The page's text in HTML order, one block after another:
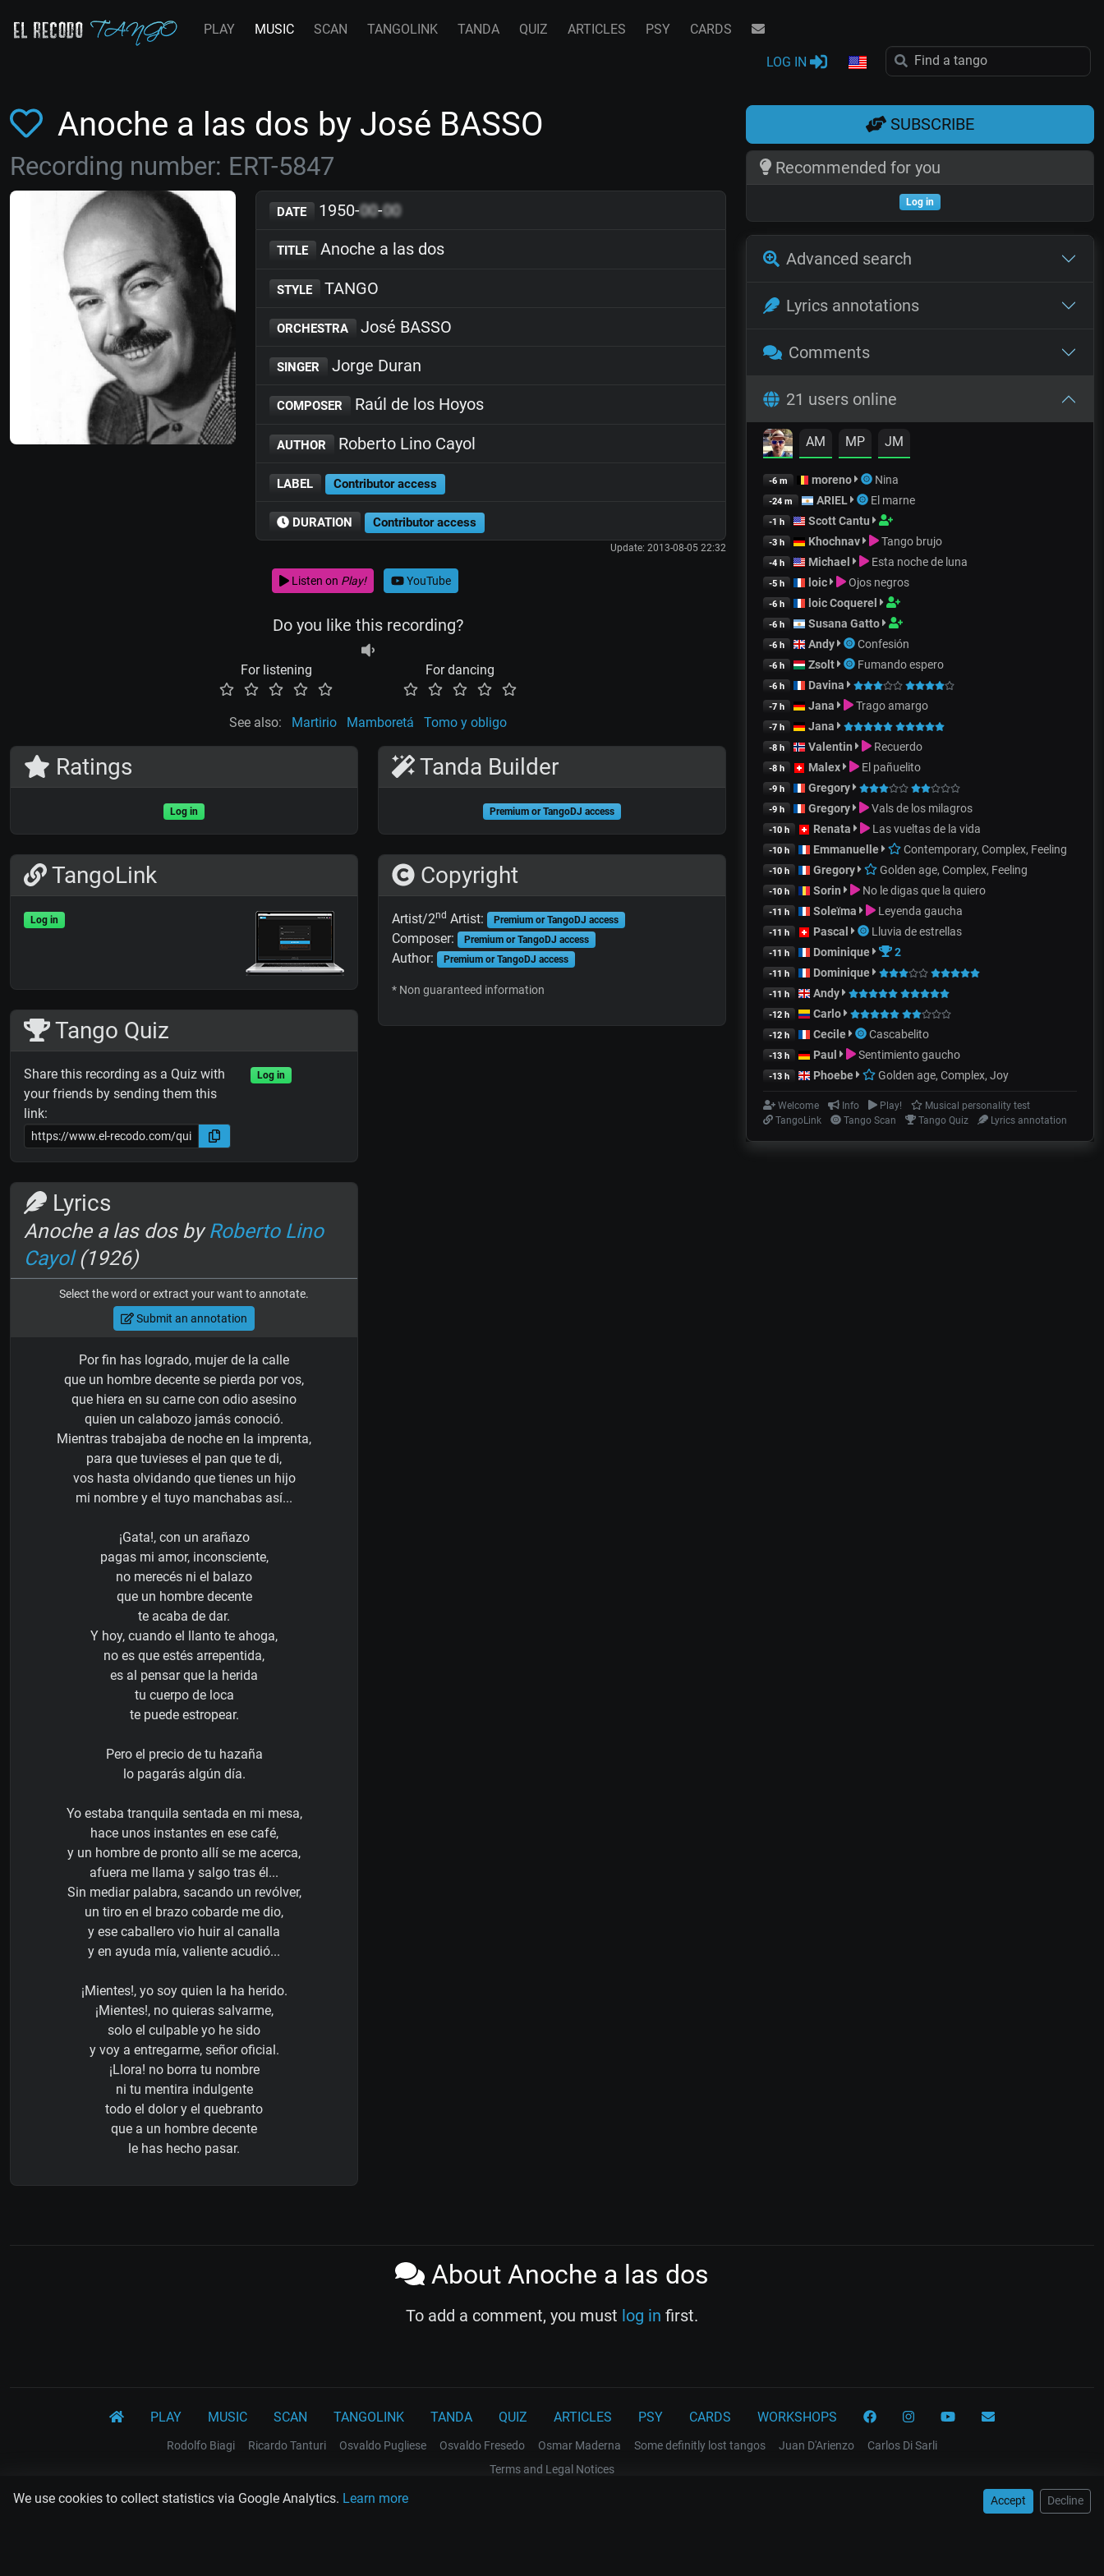
We use cookies to collect statistics via Google Analytics. Learn more Accept Decline
PLAY MUSIC SCAN TANGOLINK TANDA QUIZ ARTICLES PSY CARDS
LOG IN
Anoche a las dos by José BASSO
Recording number: ERT-5847
DATE 1950-00-00
TITLE Anoche a las dos
STYLE TANGO
ORCHESTRA José BASSO
SINGER Jorge Duran
COMPOSER Raúl de los Hoyos
AUTHOR Roberto Lino Cayol
LABEL Contributor access
DURATION Contributor access
Update: 2013-08-05 22:32
Listen on Play! YouTube
Do you like this recording?
For listening For dancing
See also: Martirio Mamboretá Tomo y obligo
Ratings
Log in
TangoLink
Log in
Tango Quiz
Share this recording as a Quiz with
your friends by sending them this
link:
Log in
Lyrics
Anoche a las dos byRoberto Lino
Cayol(1926)
Select the word or extract your want to annotate.
Submit an annotation
Por fin has logrado, mujer de la calle
que un hombre decente se pierda por vos,
que hiera en su carne con odio asesino
quien un calabozo jamás conoció.
Mientras trabajaba de noche en la imprenta,
para que tuvieses el pan que te di,
vos hasta olvidando que tienes un hijo
mi nombre y el tuyo manchabas así...
¡Gata!, con un arañazo
pagas mi amor, inconsciente,
no merecés ni el balazo
que un hombre decente
te acaba de dar.
Y hoy, cuando el llanto te ahoga,
no es que estés arrepentida,
es al pensar que la herida
tu cuerpo de loca
te puede estropear.
Pero el precio de tu hazaña
lo pagarás algún día.
Yo estaba tranquila sentada en mi mesa,
hace unos instantes en ese café,
y un hombre de pronto allí se me acerca,
afuera me llama y salgo tras él...
Sin mediar palabra, sacando un revólver,
un tiro en el brazo cobarde me dio,
y ese caballero vio huir al canalla
y en ayuda mía, valiente acudió...
¡Mientes!, yo soy quien la ha herido.
¡Mientes!, no quieras salvarme,
solo el culpable yo he sido
y voy a entregarme, señor oficial.
¡Llora! no borra tu nombre
ni tu mentira indulgente
todo el dolor y el quebranto
que a un hombre decente
le has hecho pasar.
Tanda Builder
Premium or TangoDJ access
Copyright
Artist/2nd Artist: Premium or TangoDJ access
Composer: Premium or TangoDJ access
Author: Premium or TangoDJ access
* Non guaranteed information
SUBSCRIBE
Recommended for you
Log in
Advanced search
Lyrics annotations
Comments
21 users online
AM MP JM
-6 m moreno Nina
-24 m ARIEL El marne
-1 h Scott Cantu
-3 h Khochnav Tango brujo
-4 h Michael Esta noche de luna
-5 h loic Ojos negros
-6 h loic Coquerel
-6 h Susana Gatto
-6 h Andy Confesión
-6 h Zsolt Fumando espero
-6 h Davina
-7 h Jana Trago amargo
-7 h Jana
-8 h Valentin Recuerdo
-8 h Malex El pañuelito
-9 h Gregory
-9 h Gregory Vals de los milagros
-10 h Renata Las vueltas de la vida
-10 h Emmanuelle Contemporary, Complex, Feeling
-10 h Gregory Golden age, Complex, Feeling
-10 h Sorin No le digas que la quiero
-11 h Soleïma Leyenda gaucha
-11 h Pascal Lluvia de estrellas
-11 h Dominique 2
-11 h Dominique
-11 h Andy
-12 h Carlo
-12 h Cecile Cascabelito
-13 h Paul Sentimiento gaucho
-13 h Phoebe Golden age, Complex, Joy
Welcome Info Play!
Musical personality test
TangoLink
Tango Scan Tango Quiz Lyrics annotation
About Anoche a las dos
To add a comment, you must log in first.
PLAY MUSIC SCAN TANGOLINK TANDA QUIZ ARTICLES PSY CARDS WORKSHOPS
Rodolfo Biagi Ricardo Tanturi Osvaldo Pugliese Osvaldo Fresedo Osmar Maderna Some definitly lost tangos Juan D'Arienzo
Carlos Di Sarli
Terms and Legal Notices